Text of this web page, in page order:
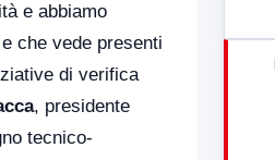
e abbiamo
che vede presenti
di verifica
, presidente
tecnico-